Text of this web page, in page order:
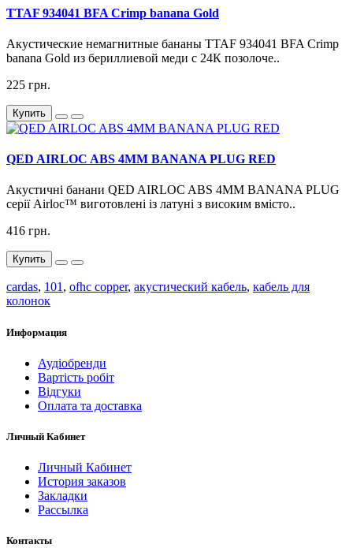
TTAF 934041 BFA Crimp banana Gold
Акустические немагнитные бананы TTAF 934041 BFA Crimp
banana Gold из бериллиевой меди с 24К позолоче..
225 грн.
Купить
QED AIRLOC ABS 4MM BANANA PLUG RED
Акустичні банани QED AIRLOC ABS 4MM BANANA PLUG
серії Airloc™ виготовлені із латуні з високим вмісто..
416 грн.
Купить
cardas, 101, ofhc copper, акустический кабель, кабель для
колонок
Информация
Аудіобренди
Вартість робіт
Відгуки
Оплата та доставка
Личный Кабинет
Личный Кабинет
История заказов
Закладки
Рассылка
Контакты